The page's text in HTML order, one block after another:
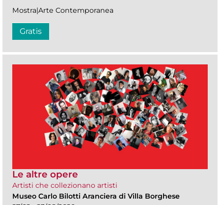
Mostra|Arte Contemporanea
Gratis
Le altre opere
Artisti che collezionano artisti
Museo Carlo Bilotti Aranciera di Villa Borghese